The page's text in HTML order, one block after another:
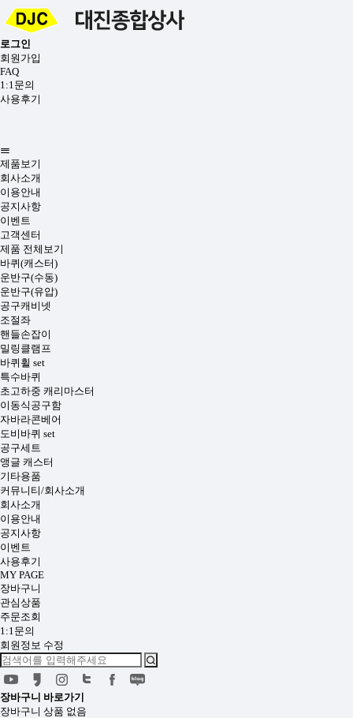
로그인
회원가입
FAQ
1:1문의
사용후기
제품보기
회사소개
이용안내
공지사항
이벤트
고객센터
제품 전체보기
바퀴(캐스터)
운반구(수동)
운반구(유압)
공구캐비넷
조절좌
핸들손잡이
밀링클램프
바퀴휠 set
특수바퀴
초고하중 캐리마스터
이동식공구함
자바라콘베어
도비바퀴 set
공구세트
앵글 캐스터
기타용품
커뮤니티/회사소개
회사소개
이용안내
공지사항
이벤트
사용후기
MY PAGE
장바구니
관심상품
주문조회
1:1문의
회원정보 수정
장바구니 바로가기
장바구니 상품 없음